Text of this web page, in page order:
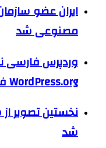
ایران عضو
مصنوعی شد
WordPress.org فارسی
نخستین تصویر
شد